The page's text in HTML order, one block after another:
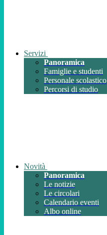
Servizi
Panoramica
Famiglie e studenti
Personale scolastico
Percorsi di studio
Novità
Panoramica
Le notizie
Le circolari
Calendario eventi
Albo online